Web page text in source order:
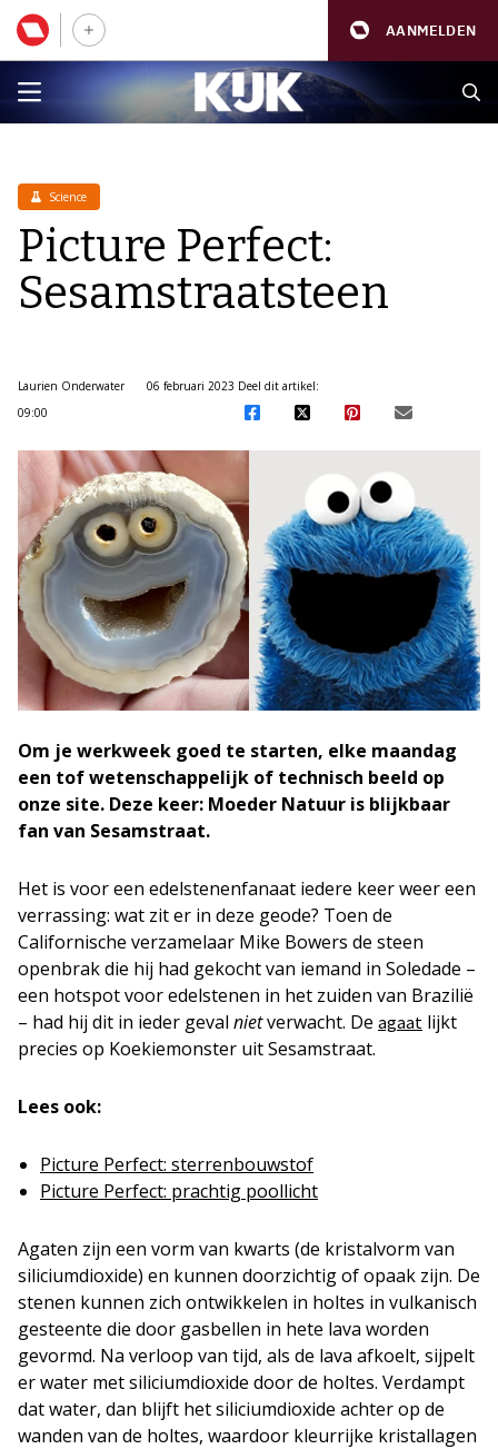
AANMELDEN
Science
Picture Perfect:
Sesamstraatsteen
Laurien Onderwater
06 februari 2023
09:00
Deel dit artikel:
Om je werkweek goed te starten, elke maandag
een tof wetenschappelijk of technisch beeld op
onze site. Deze keer: Moeder Natuur is blijkbaar
fan van Sesamstraat.
Het is voor een edelstenenfanaat iedere keer weer een
verrassing: wat zit er in deze geode? Toen de
Californische verzamelaar Mike Bowers de steen
openbrak die hij had gekocht van iemand in Soledade –
een hotspot voor edelstenen in het zuiden van Brazilië
– had hij dit in ieder geval nietverwacht. De agaat lijkt
precies op Koekiemonster uit Sesamstraat.
Lees ook:
Picture Perfect: sterrenbouwstof
Picture Perfect: prachtig poollicht
Agaten zijn een vorm van kwarts (de kristalvorm van
siliciumdioxide) en kunnen doorzichtig of opaak zijn. De
stenen kunnen zich ontwikkelen in holtes in vulkanisch
gesteente die door gasbellen in hete lava worden
gevormd. Na verloop van tijd, als de lava afkoelt, sijpelt
er water met siliciumdioxide door de holtes. Verdampt
dat water, dan blijft het siliciumdioxide achter op de
wanden van de holtes, waardoor kleurrijke kristallagen